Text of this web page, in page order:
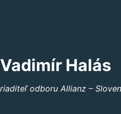
Vadimír Halás
riaditeľ odboru Allianz –